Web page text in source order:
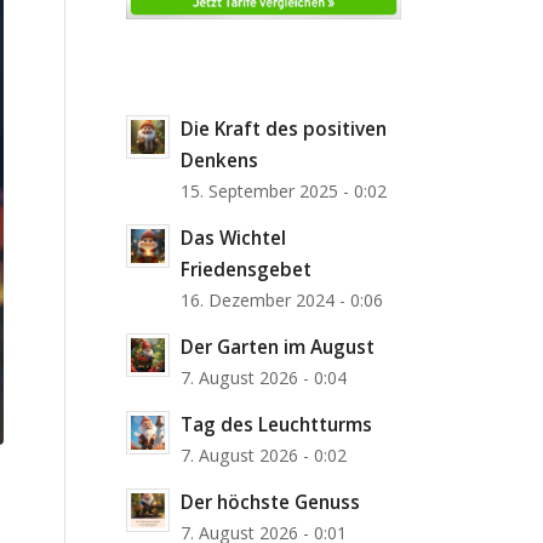
Die Kraft des positiven
Denkens
15. September 2025 - 0:02
Das Wichtel
Friedensgebet
16. Dezember 2024 - 0:06
Der Garten im August
7. August 2026 - 0:04
Tag des Leuchtturms
7. August 2026 - 0:02
Der höchste Genuss
7. August 2026 - 0:01